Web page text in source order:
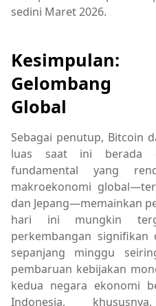
sedini Maret 2026.
Gelombang
Global
Sebagai penutup, Bitcoin
luas saat ini berada
fundamental yang
makroekonomi
dan Jepang—memainkan
hari ini mungkin
perkembangan
sepanjang minggu
pembaruan kebijakan
kedua negara ekonomi
Indonesia,